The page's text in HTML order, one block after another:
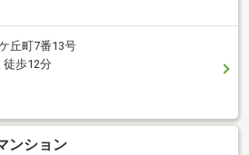
丘町7番13号
徒歩12分
ンション